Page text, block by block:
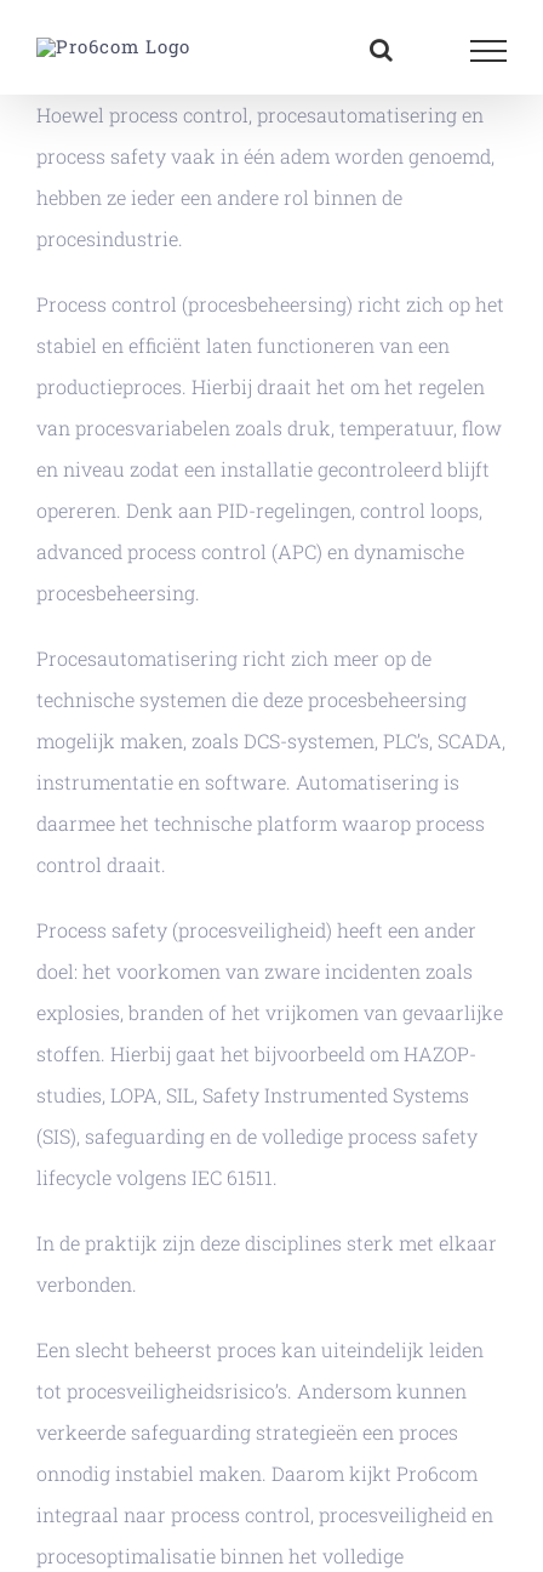
naar
Hoewel process control, procesautomatisering en
process safety vaak in één adem worden genoemd,
hebben ze ieder een andere rol binnen de
procesindustrie.
Process control (procesbeheersing) richt zich op het
stabiel en efficiënt laten functioneren van een
productieproces. Hierbij draait het om het regelen
van procesvariabelen zoals druk, temperatuur, flow
en niveau zodat een installatie gecontroleerd blijft
opereren. Denk aan PID-regelingen, control loops,
advanced process control (APC) en dynamische
procesbeheersing.
Procesautomatisering richt zich meer op de
technische systemen die deze procesbeheersing
mogelijk maken, zoals DCS-systemen, PLC’s, SCADA,
instrumentatie en software. Automatisering is
daarmee het technische platform waarop process
control draait.
Process safety (procesveiligheid) heeft een ander
doel: het voorkomen van zware incidenten zoals
explosies, branden of het vrijkomen van gevaarlijke
stoffen. Hierbij gaat het bijvoorbeeld om HAZOP-
studies, LOPA, SIL, Safety Instrumented Systems
(SIS), safeguarding en de volledige process safety
lifecycle volgens IEC 61511.
In de praktijk zijn deze disciplines sterk met elkaar
verbonden.
Een slecht beheerst proces kan uiteindelijk leiden
tot procesveiligheidsrisico’s. Andersom kunnen
verkeerde safeguarding strategieën een proces
onnodig instabiel maken. Daarom kijkt Pro6com
integraal naar process control, procesveiligheid en
procesoptimalisatie binnen het volledige